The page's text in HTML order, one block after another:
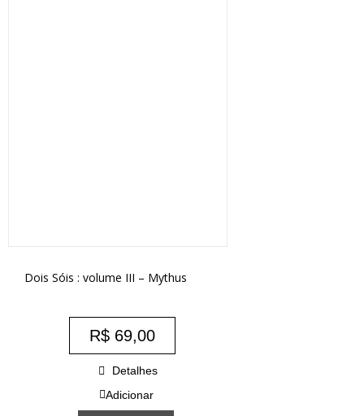
Dois Sóis : volume III – Mythus
R$69,00
Detalhes
Adicionar